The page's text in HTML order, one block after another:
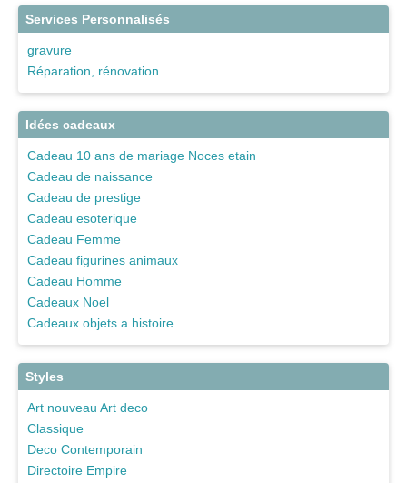
Services Personnalisés
gravure
Réparation, rénovation
Idées cadeaux
Cadeau 10 ans de mariage Noces etain
Cadeau de naissance
Cadeau de prestige
Cadeau esoterique
Cadeau Femme
Cadeau figurines animaux
Cadeau Homme
Cadeaux Noel
Cadeaux objets a histoire
Styles
Art nouveau Art deco
Classique
Deco Contemporain
Directoire Empire